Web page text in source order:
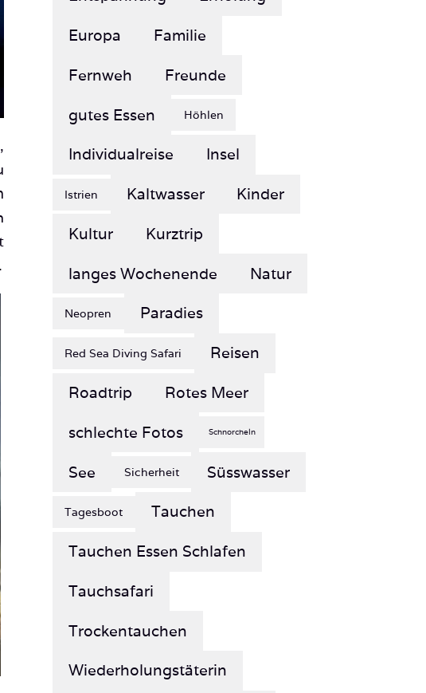
Europa Familie
Fernweh Freunde
gutes Essen
Individualreise
Kaltwasser Kinder
Kurztrip
langes Wochenende
Neopren Paradies
Red Sea Diving Safari
Rotes Meer
schlechte Fotos
See
Tauchen
Tauchen Essen Schlafen
Tauchsafari
Trockentauchen
Wiederholungstäterin
Wochenendtrip Wrack